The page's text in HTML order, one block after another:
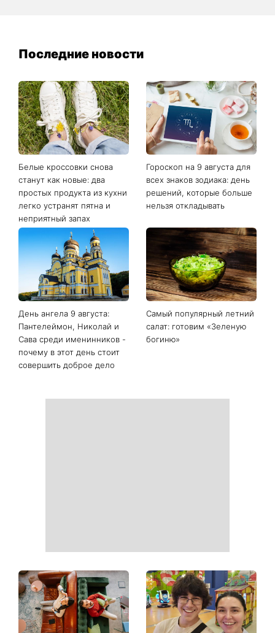
Последние новости
Белые кроссовки снова
станут как новые: два
простых продукта из кухни
легко устранят пятна и
неприятный запах
Гороскоп на 9 августа для
всех знаков зодиака: день
решений, которые больше
нельзя откладывать
День ангела 9 августа:
Пантелеймон, Николай и
Сава среди именинников -
почему в этот день стоит
совершить доброе дело
Самый популярный летний
салат: готовим «Зеленую
богиню»